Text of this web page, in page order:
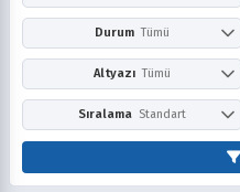
Aile
Aksiyon
Askeri
Award Winning Belgesel
Bilim Kurgu
Comedy
Doğaüstü
Dram
Drama
2025
2024
2023
2021
2020 2019
2014
2013
Durum Tümü
Devam Ediyor Tamamlandı
Altyazı Tümü
Altyazısız Türkçe
Sıralama Standart
Popüler